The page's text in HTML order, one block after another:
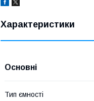
Характеристики
Основні
Тип ємності